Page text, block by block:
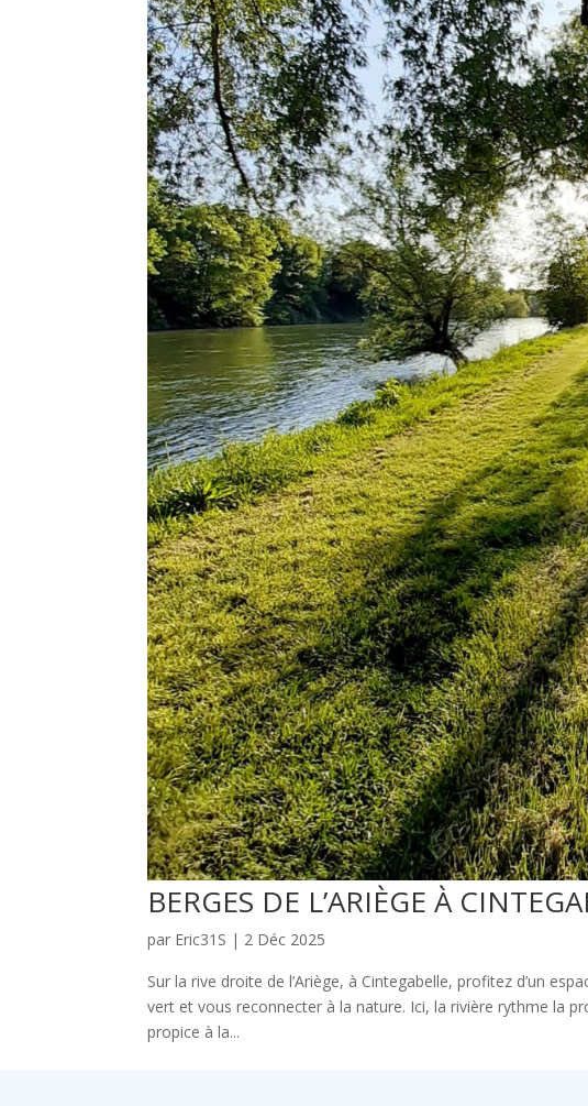
BERGES DE L’ARIÈGE À
par Eric31S | 2 Déc 2025
Sur la rive droite de l’Ariège, à Cintegabelle, profitez d’un
vert et vous reconnecter à la nature. Ici, la rivière rythme la
propice à la...